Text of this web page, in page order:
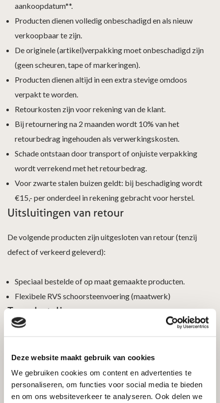
Deze website maakt gebruik van cookies
We gebruiken cookies om content en advertenties te
personaliseren, om functies voor social media te bieden
en om ons websiteverkeer te analyseren. Ook delen we
aankoopdatum**.
Producten dienen volledig onbeschadigd en als nieuw
verkoopbaar te zijn.
De originele (artikel)verpakking moet onbeschadigd zijn
(geen scheuren, tape of markeringen).
Producten dienen altijd in een extra stevige omdoos
verpakt te worden.
Retourkosten zijn voor rekening van de klant.
Bij retournering na 2 maanden wordt 10% van het
retourbedrag ingehouden als verwerkingskosten.
Schade ontstaan door transport of onjuiste verpakking
wordt verrekend met het retourbedrag.
Voor zwarte stalen buizen geldt: bij beschadiging wordt
€15,- per onderdeel in rekening gebracht voor herstel.
Uitsluitingen van retour
De volgende producten zijn uitgesloten van retour (tenzij
defect of verkeerd geleverd):
Speciaal bestelde of op maat gemaakte producten.
Flexibele RVS schoorsteenvoering (maatwerk)
Terugbetaling
mogelijk, uiterlijk binnen 14 dagen, teruggestort via dezelfde
betaalmethode.